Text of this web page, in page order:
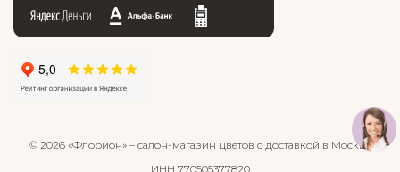
© 2026 «Флорион» – салон-магазин цветов с доставкой в Москве
ИНН 770505377820